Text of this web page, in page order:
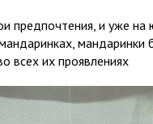
предпочтения, и уже на
мандаринки
всех их проявлениях